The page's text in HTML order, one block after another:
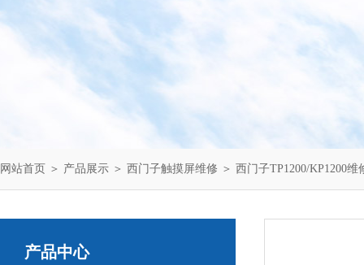
网站首页 ＞ 产品展示 ＞ 西门子触摸屏维修 ＞ 西门子TP1200/KP1200维
产品中心